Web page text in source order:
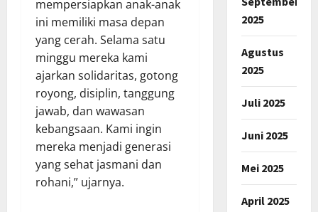
mempersiapkan anak-anak
ini memiliki masa depan
yang cerah. Selama satu
minggu mereka kami
ajarkan solidaritas, gotong
royong, disiplin, tanggung
jawab, dan wawasan
kebangsaan. Kami ingin
mereka menjadi generasi
yang sehat jasmani dan
rohani,” ujarnya.
2025
Agustus
2025
Juli 2025
Juni 2025
Mei 2025
April 2025